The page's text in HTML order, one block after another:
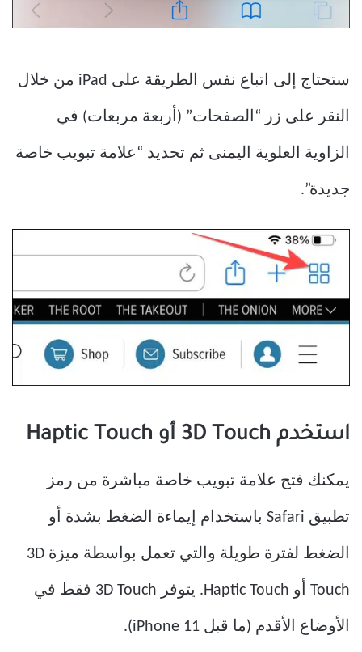
ستحتاج إلى اتباع نفس الطريقة على iPad من خلال
النقر على زر “الصفحات” (أربعة مربعات) في
الزاوية العلوية اليمنى ثم تحديد “علامة تبويب خاصة
جديدة”.
استخدم 3D Touch أو Haptic Touch
يمكنك فتح علامة تبويب خاصة مباشرة من رمز
تطبيق Safari باستخدام إيماءة الضغط بشدة أو
الضغط لفترة طويلة والتي تعمل بواسطة ميزة 3D
Touch أو Haptic Touch. يتوفر 3D Touch فقط في
الأوضاع الأقدم (ما قبل iPhone 11).